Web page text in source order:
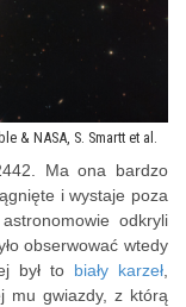
& NASA, S. Smartt et al.
Ma ona bardzo
i wystaje poza
odkryli
obserwować wtedy
był to biały karzeł
mu gwiazdy, z którą